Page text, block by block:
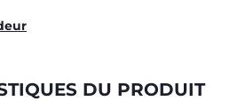
DU PRODUIT